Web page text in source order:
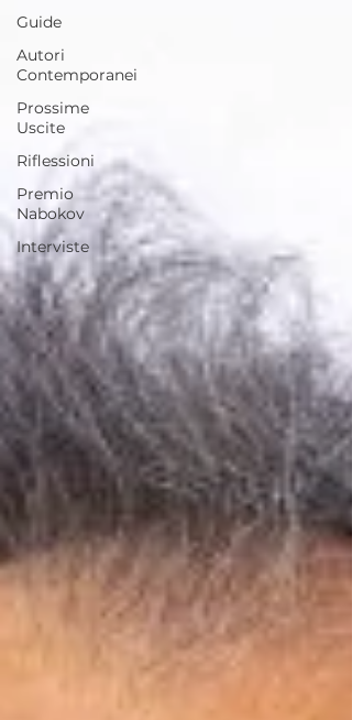
Guide
Autori
Contemporanei
Prossime
Uscite
Riflessioni
Premio
Nabokov
Interviste